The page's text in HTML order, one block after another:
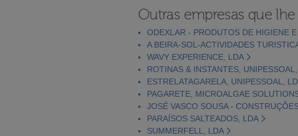
Outras empresas que
ODEXLAR - PRODUTOS DE HIGIENE E
A BEIRA-SOL-ACTIVIDADES
WAVY EXPERIENCE, LDA
ROTINAS & INSTANTES,
ESTRELATAGARELA, UNIPESSOAL,
PAGARETE, MICROALGAE
JOSÉ VASCO SOUSA -
PARAÍSOS SALTEADOS, LDA
SUMMERFELL, LDA